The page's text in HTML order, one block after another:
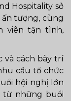
Hospitality sở
tượng, cùng
viên tận tình,
và cách bày trí
cầu tổ chức
hội nghị lớn
từ những buổi